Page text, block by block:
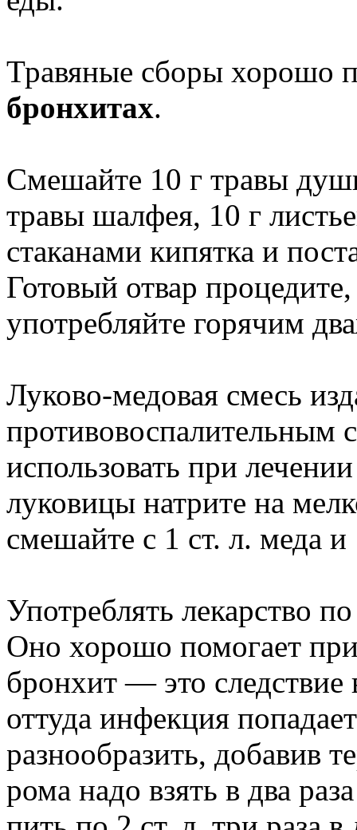
Травяные сборы хорошо
бронхитах.
Смешайте 10 г травы
травы шалфея, 10 г
стаканами кипятка и
Готовый отвар
употребляйте горячим
Луково-медовая смесь
противовоспалительным
использовать при
луковицы натрите на
смешайте с 1 ст. л. меда
Употреблять лекарство
Оно хорошо помогает
бронхит — это следствие
оттуда инфекция
разнообразить, добавив
рома надо взять в два